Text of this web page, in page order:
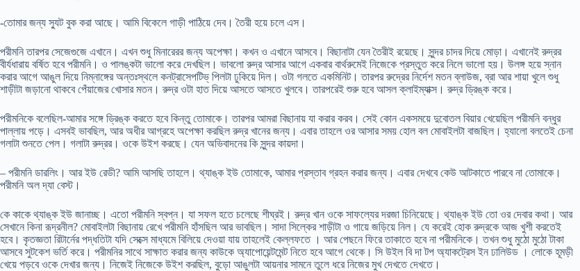
-তোমার জন্য স্যুট বুক করা আছে। আমি বিকেলে গাড়ী পাঠিয়ে দেব। তৈরী হয়ে চলে এস।
পরীমনি তারপর সেজেগুজে এখানে। এখন শুধু মিনারেরর জন্য অপেক্ষা। কখন ও এখানে আসবে। বিছানাটা যেন তৈরীই রয়েছে। সুন্দর চাদর দিয়ে মোড়া। এখানেই রুদ্রর
বীর্যধারায় বর্ষিত হবে পরীমনি। ও পালঙ্কটা ভালো করে দেখছিল। ভাবলো রুদ্র আসার আগে একবার বার্থরুমেই নিজেকে প্রস্তুত করে নিলে ভালো হয়। উলঙ্গ হয়ে স্নান
করার আগে আঙুল দিয়ে নিম্নাঙ্গের অন্তঃস্থলে কনট্রাসেপটিভ্ পিলটা ঢুকিয়ে দিল। ওটা গলতে একমিনিট। তারপর রুদ্রের নির্দেশ মতন ব্লাউজ, ব্রা আর শায়া খুলে শুধু
শাড়ীটা জড়ানো থাকবে পেঁয়াজের খোসার মতন। রুদ্র ওটা হাত দিয়ে আসতে আসতে খুলবে। তারপরেই শুরু হবে আসল ক্লাইম্যাক্স। রুদ্র ড্রিঙ্ক করে।
পরীমনিকে বলেছিল-আমার সঙ্গে ড্রিঙ্ক করতে হবে কিন্তু তোমাকে। তারপর আমরা বিছানায় যা করার করব। সেই কোন একসময়ে দুবোতল বিয়ার খেয়েছিল পরীমনি বন্ধুর
পাল্লায় পড়ে। এসবই ভাবছিল, আর অধীর আগ্রহে অপেক্ষা করছিল রুদ্র খানের জন্য। এবার তাহলে ওর আসার সময় হোল বল মোবাইলটা বাজছিল। হ্যালো বলতেই চেনা
গলাটা শুনতে পেল। গলাটা রুদ্রর। ওকে উইশ করছে। যেন অভিবাদনের কি সুন্দর কায়দা।
– পরীমনি ডারলিং। আর ইউ রেডী? আমি আসছি তাহলে। থ্যাঙ্ক ইউ তোমাকে, আমার প্রস্তাব গ্রহন করার জন্য। এবার দেখবে কেউ আটকাতে পারবে না তোমাকে।
পরীমনি অল দ্যা বেস্ট।
কে কাকে থ্যাঙ্ক ইউ জানাচ্ছ। এতো পরীমনি স্বপ্ন। যা সফল হতে চলেছে শীঘ্রই। রুদ্র খান ওকে সাফল্যের দরজা চিনিয়েছে। থ্যাঙ্ক ইউ তো ওর দেবার কথা। আর
সেখানে কিনা রূদ্রনীল? মোবাইলটা বিছানায় রেখে পরীমনি হাঁসছিল আর ভাবছিল। সাদা সিল্কের শাড়ীটা ও গায়ে জড়িয়ে নিল। যে করেই হোক রুদ্রকে আজ খুশী করতেই
হবে। কৃতজ্ঞতা রিটার্নের পদ্ধতিটা যদি সেক্সে মাধ্যমে বিলিয়ে দেওয়া যায় তাহলেই কেল্লফতে । আর পেছনে ফিরে তাকাতে হবে না পরীমনিকে। তখন শুধু মুঠো মুঠো টাকা
আসবে সুটকেশ ভর্তি করে। পরীমনির সাথে সাক্ষাত করার জন্য কাউকে অ্যাপোয়েন্টমেন্ট নিতে হবে আগে থেকে। সি উইল বি দা টপ অ্যাকট্রেস ইন ঢালিউড । লোকে হূমড়ী
খেয়ে পড়বে ওকে দেখার জন্য। নিজেই নিজেকে উইশ করছিল, বুড়ো আঙুলটা আয়নার সামনে তুলে ধরে নিজের মুখ দেখতে দেখতে।